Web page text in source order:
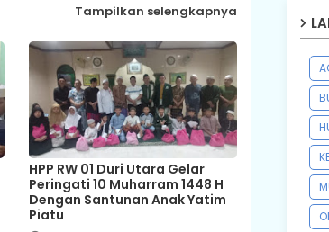
Tampilkan selengkapnya
HPP RW 01 Duri Utara Gelar
Peringati 10 Muharram 1448 H
Dengan Santunan Anak Yatim
Piatu